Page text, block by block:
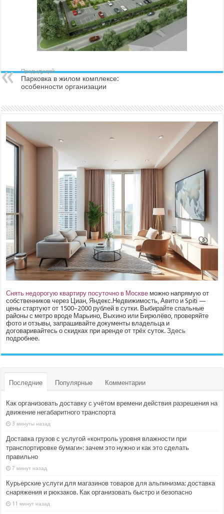
Предыдущий
Парковка в жилом комплексе:
особенности организации
Снять недорогую квартиру посуточно в Москве можно напрямую от
собственников через Циан, Яндекс.Недвижимость, Авито и Spiti —
цены стартуют от 1500–2000 рублей в сутки. Выбирайте спальные
районы с метро вроде Марьино, Выхино или Бирюлёво, проверяйте
фото и отзывы, запрашивайте документы владельца и
договаривайтесь о скидках при аренде от трёх суток.Здесь
подробнее.
Последние Популярные Комментарии
Как организовать доставку с учётом времени действия разрешения на
движение негабаритного транспорта
3 минуты назад
Доставка грузов с услугой «контроль уровня влажности при
транспортировке бумаги»: зачем это нужно и как это сделать
правильно
7 минут назад
Курьерские услуги для магазинов товаров для альпинизма: доставка
снаряжения и рюкзаков. Как организовать быстро и безопасно
11 минут назад